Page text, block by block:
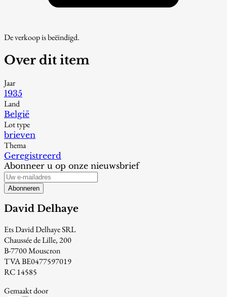
De verkoop is beëindigd.
Over dit item
Jaar
1935
Land
België
Lot type
brieven
Thema
Geregistreerd
Abonneer u op onze nieuwsbrief
Abonneren
David Delhaye
Ets David Delhaye SRL
Chaussée de Lille, 200
B-7700 Mouscron
TVA BE0477597019
RC 14585
Gemaakt door